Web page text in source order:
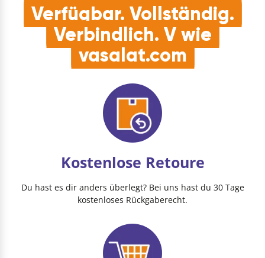
Verfügbar. Vollständig.
Verbindlich. V wie
vasalat.com
Kostenlose Retoure
Du hast es dir anders überlegt? Bei uns hast du 30 Tage
kostenloses Rückgaberecht.